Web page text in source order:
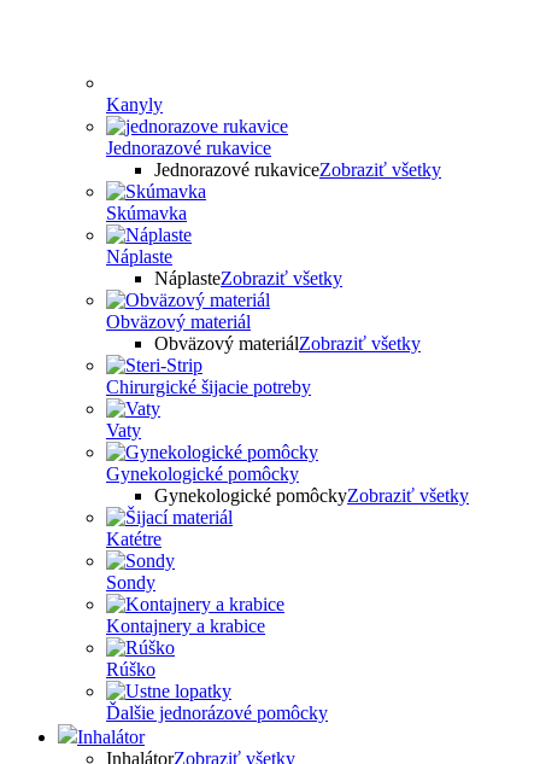
Kanyly
Jednorazové rukavice
Jednorazové rukaviceZobraziť všetky
Skúmavka
Náplaste
NáplasteZobraziť všetky
Obväzový materiál
Obväzový materiálZobraziť všetky
Chirurgické šijacie potreby
Vaty
Gynekologické pomôcky
Gynekologické pomôckyZobraziť všetky
Katétre
Sondy
Kontajnery a krabice
Rúško
Ďalšie jednorázové pomôcky
Inhalátor
InhalátorZobraziť všetky